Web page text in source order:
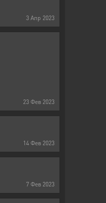
3 Апр 2023
23 Фев 2023
14 Фев 2023
7 Фев 2023